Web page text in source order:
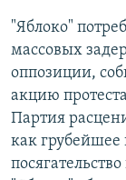
поиску
СЕВЕР.РЕАЛИИ
РАСПИСАНИЕ
"Яблоко"
массовых
оппозиции,
акцию
Партия
как